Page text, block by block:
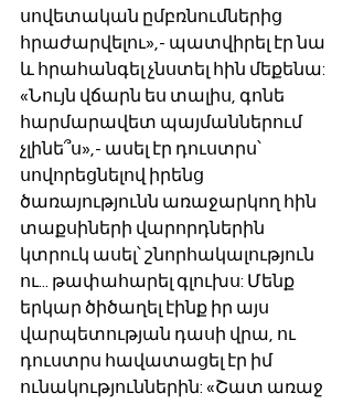
սովետական ըմբռնումներից
հրաժարվելու»,- պատվիրել էր նա
և հրահանգել չնստել հին մեքենա:
«Նույն վճարն ես տալիս, գոնե
հարմարավետ պայմաններում
չլինե՞ս»,- ասել էր դուստրս՝
սովորեցնելով իրենց
ծառայությունն առաջարկող հին
տաքսիների վարորդներին
կտրուկ ասել՝ շնորհակալություն
ու... թափահարել գլուխս: Մենք
երկար ծիծաղել էինք իր այս
վարպետության դասի վրա, ու
դուստրս հավատացել էր իմ
ունակություններին: «Շատ առաջ